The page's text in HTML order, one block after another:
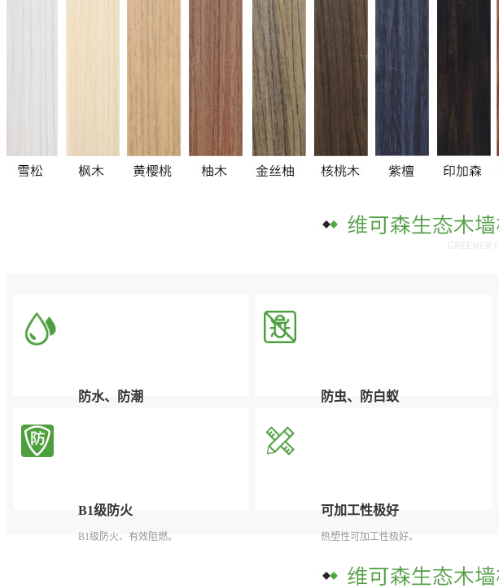
防水、防潮 防虫、防白蚁
B1级防火
B1级防火、有效阻燃。
可加工性极好
热塑性可加工性极好。